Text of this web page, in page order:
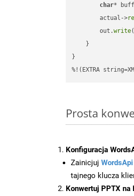
char*
        actual->
        out.
write
    }
}
%!(EXTRA
Prosta
Konfiguracja
Zainicjuj WordsApi
tajnego klucza
Konwertuj PPTX na